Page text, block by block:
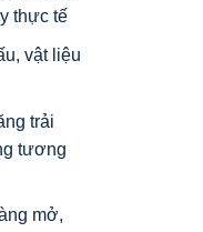
thực tế
vật liệu
trải
tương
mở,